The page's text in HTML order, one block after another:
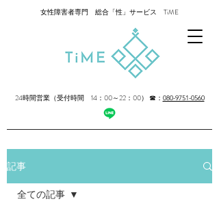
女性障害者専門 総合「性」サービス TiME
24時間営業（受付時間 14：00～22：00） ☎： 080-9751-0560
記事
全ての記事